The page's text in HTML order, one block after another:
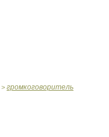
> громкоговоритель